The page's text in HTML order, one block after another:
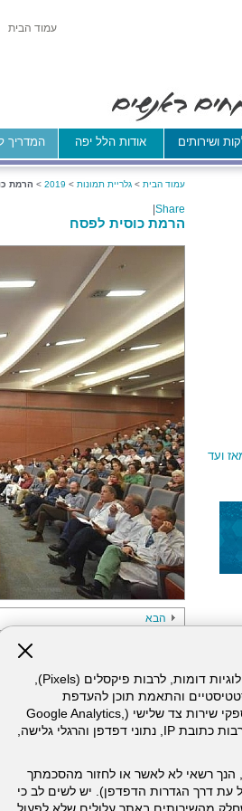
אתר זה עושה שימוש בקבצי עוגיות (Cookies) ובטכנולוגיות דומות, לרבות פיקסלים (Pixels),
והתאמת תוכן להעדפת
המשתמש. חלק מהעוגיות והפיקסלים מופעלים ע"י ספקי שירות צד שלישי (Google Analytics,
Meta Pixel וכו'), שעשויים לעבד מידע שאינו מזהה לרבות כתובת IP, נתוני דפדפן והרגלי גלישה,
רשאי לא לאשר או לחזור מהסכמתך
עת דרך הגדרות הדפדפן). יש לשים לב כי
עמוד הבית
ושירותים אודות הלל יפה המדריך
ועד
עמוד הבית > גלריית תמונות >
2019
> הרמת
Share
הרמת כוסית לפסח
הבא
הבית תנאי שימוש באתר מפת אתר הצהרת